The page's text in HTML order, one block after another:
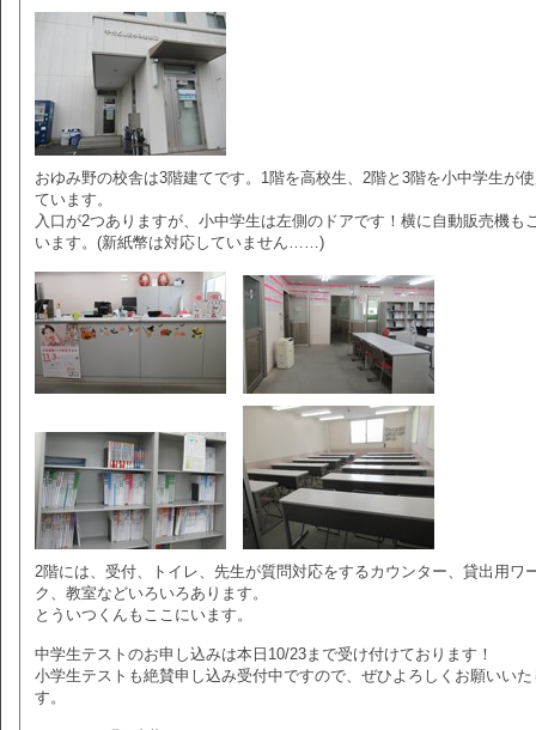
おゆみ野の校舎は3階建てです。1階を高校生、2階と3階を小中学生が
ています。
入口が2つありますが、小中学生は左側のドアです！横に自動販売機も
います。(新紙幣は対応していません……)
2階には、受付、トイレ、先生が質問対応をするカウンター、貸出用ワ
ク、教室などいろいろあります。
とういつくんもここにいます。
中学生テストのお申し込みは本日10/23まで受け付けております！
小学生テストも絶賛申し込み受付中ですので、ぜひよろしくお願いいた
す。